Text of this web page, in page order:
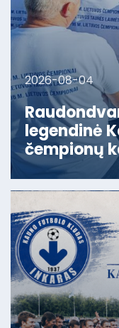
2026-08-04
legendinė
čempionų